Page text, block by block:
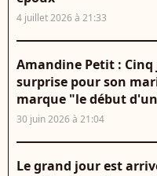
4 juillet 2026 à 21:33
Amandine Petit :
surprise pour son
marque "le début
30 juin 2026 à 21:04
Le grand jour est